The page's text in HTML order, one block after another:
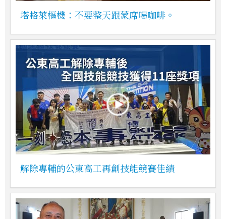
塔格萊樞機：不要整天跟蒙席喝咖啡。
解除專輔的公東高工再創技能競賽佳績